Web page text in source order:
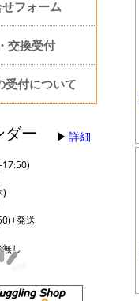
フォーム
交換受付
受付について
ダー 詳細
)
発送
し